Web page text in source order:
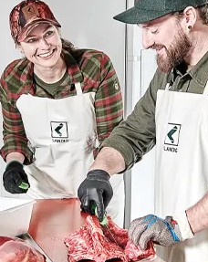
€
MwSt.exkl.Versandkosten
kaufen